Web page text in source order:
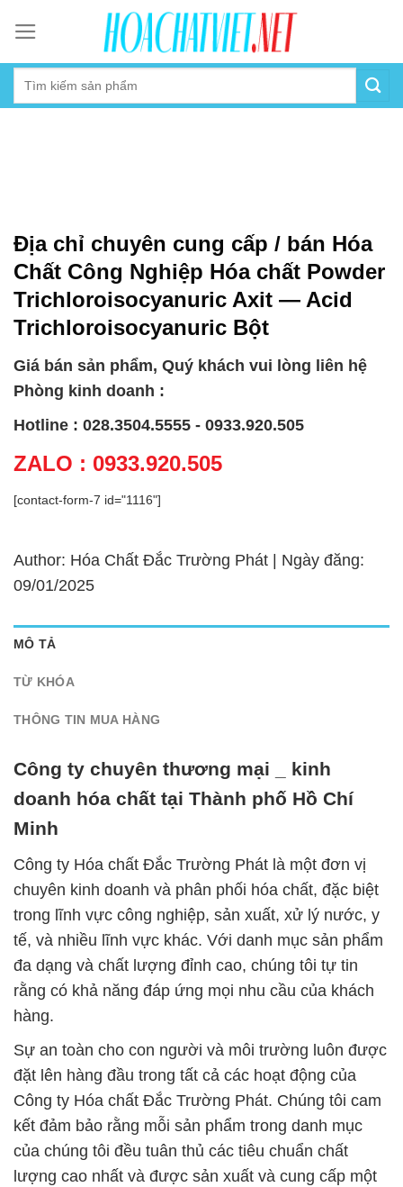
content
Địa chỉ chuyên cung cấp / bán Hóa
Chất Công Nghiệp Hóa chất Powder
Trichloroisocyanuric Axit — Acid
Trichloroisocyanuric Bột
Giá bán sản phẩm, Quý khách vui lòng liên hệ
Phòng kinh doanh :
Hotline : 028.3504.5555 - 0933.920.505
ZALO : 0933.920.505
[contact-form-7 id="1116"]
Author: Hóa Chất Đắc Trường Phát | Ngày đăng:
09/01/2025
MÔ TẢ
TỪ KHÓA
THÔNG TIN MUA HÀNG
Công ty chuyên thương mại _ kinh
doanh hóa chất tại Thành phố Hồ Chí
Minh
Công ty Hóa chất Đắc Trường Phát là một đơn vị
chuyên kinh doanh và phân phối hóa chất, đặc biệt
trong lĩnh vực công nghiệp, sản xuất, xử lý nước, y
tế, và nhiều lĩnh vực khác. Với danh mục sản phẩm
đa dạng và chất lượng đỉnh cao, chúng tôi tự tin
rằng có khả năng đáp ứng mọi nhu cầu của khách
hàng.
Sự an toàn cho con người và môi trường luôn được
đặt lên hàng đầu trong tất cả các hoạt động của
Công ty Hóa chất Đắc Trường Phát. Chúng tôi cam
kết đảm bảo rằng mỗi sản phẩm trong danh mục
của chúng tôi đều tuân thủ các tiêu chuẩn chất
lượng cao nhất và được sản xuất và cung cấp một